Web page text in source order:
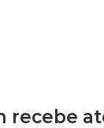
recebe